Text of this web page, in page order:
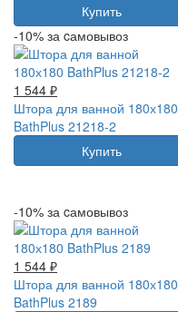
Купить
-10% за cамовывоз
1 544 ₽
Штора для ванной 180х180
BathPlus 21218-2
Купить
-10% за cамовывоз
1 544 ₽
Штора для ванной 180х180
BathPlus 2189